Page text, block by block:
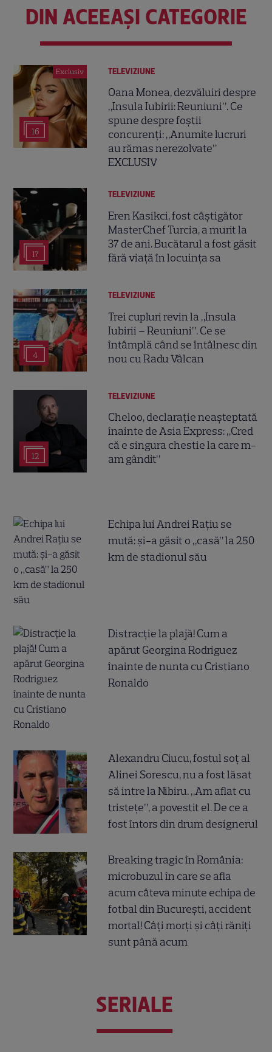
DIN ACEEAȘI CATEGORIE
Exclusiv
16
TELEVIZIUNE
Oana Monea, dezvăluiri despre
„Insula Iubirii: Reuniuni”. Ce
spune despre foștii
concurenți: „Anumite lucruri
au rămas nerezolvate”
EXCLUSIV
17
TELEVIZIUNE
Eren Kasikci, fost câștigător
MasterChef Turcia, a murit la
37 de ani. Bucătarul a fost găsit
fără viață în locuința sa
4
TELEVIZIUNE
Trei cupluri revin la „Insula
Iubirii – Reuniuni”. Ce se
întâmplă când se întâlnesc din
nou cu Radu Vâlcan
12
TELEVIZIUNE
Cheloo, declarație neașteptată
înainte de Asia Express: „Cred
că e singura chestie la care m-
am gândit”
Echipa lui Andrei Rațiu se
mută: și-a găsit o „casă” la 250
km de stadionul său
Distracție la plajă! Cum a
apărut Georgina Rodriguez
înainte de nunta cu Cristiano
Ronaldo
Alexandru Ciucu, fostul soț al
Alinei Sorescu, nu a fost lăsat
să intre la Nibiru. „Am aflat cu
tristețe”, a povestit el. De ce a
fost întors din drum designerul
Breaking tragic în România:
microbuzul în care se afla
acum câteva minute echipa de
fotbal din București, accident
mortal! Câți morți și câți răniți
sunt până acum
SERIALE